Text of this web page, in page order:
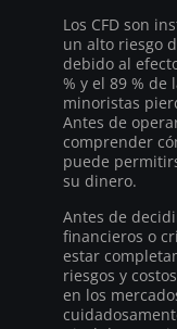
Los CFD son
un alto riesgo
debido al
% y el 89 % de
minoristas
Antes de
comprender
puede
su dinero.
Antes de
financieros o
estar
riesgos y
en los